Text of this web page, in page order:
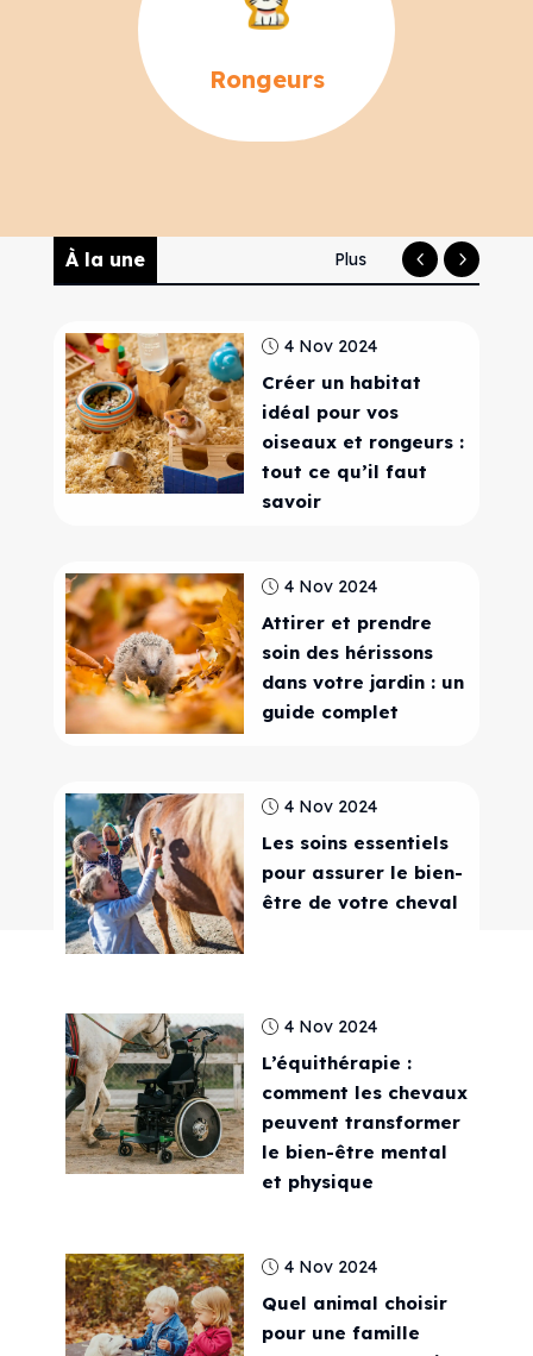
Rongeurs
À la une Plus
4 Nov 2024
Créer un habitat
idéal pour vos
oiseaux et rongeurs :
tout ce qu’il faut
savoir
4 Nov 2024
Attirer et prendre
soin des hérissons
dans votre jardin : un
guide complet
4 Nov 2024
Les soins essentiels
pour assurer le bien-
être de votre cheval
4 Nov 2024
L’équithérapie :
comment les chevaux
peuvent transformer
le bien-être mental
et physique
4 Nov 2024
Quel animal choisir
pour une famille